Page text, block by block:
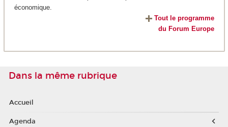
économique.
Tout le programme
du Forum Europe
Dans la même rubrique
Accueil
Agenda